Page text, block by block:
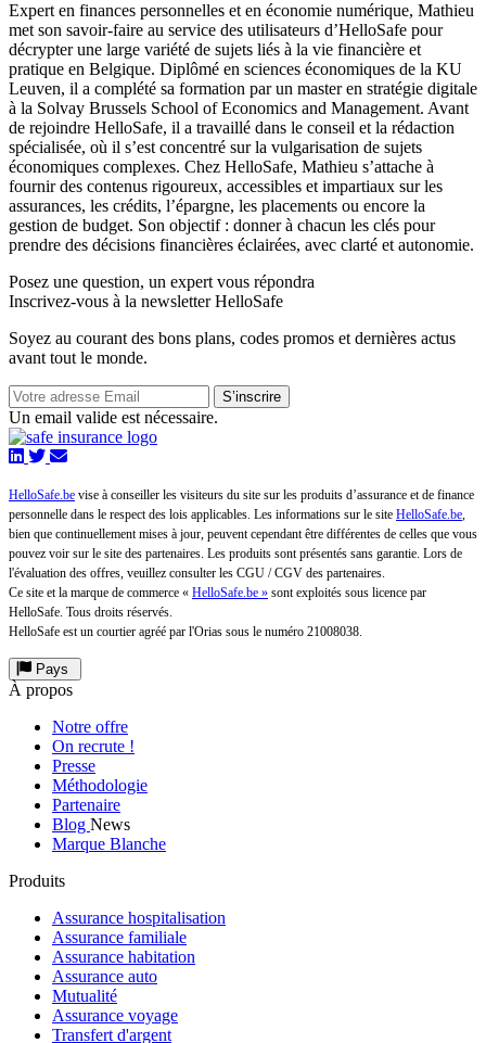
Expert en finances personnelles et en économie numérique, Mathieu
met son savoir-faire au service des utilisateurs d’HelloSafe pour
décrypter une large variété de sujets liés à la vie financière et
pratique en Belgique. Diplômé en sciences économiques de la KU
Leuven, il a complété sa formation par un master en stratégie digitale
à la Solvay Brussels School of Economics and Management. Avant
de rejoindre HelloSafe, il a travaillé dans le conseil et la rédaction
spécialisée, où il s’est concentré sur la vulgarisation de sujets
économiques complexes. Chez HelloSafe, Mathieu s’attache à
fournir des contenus rigoureux, accessibles et impartiaux sur les
assurances, les crédits, l’épargne, les placements ou encore la
gestion de budget. Son objectif : donner à chacun les clés pour
prendre des décisions financières éclairées, avec clarté et autonomie.
Posez une question, un expert vous répondra
Inscrivez-vous à la newsletter HelloSafe
Soyez au courant des bons plans, codes promos et dernières actus
avant tout le monde.
S’inscrire
Un email valide est nécessaire.
HelloSafe.be vise à conseiller les visiteurs du site sur les produits d’assurance et de finance
personnelle dans le respect des lois applicables. Les informations sur le site HelloSafe.be,
bien que continuellement mises à jour, peuvent cependant être différentes de celles que vous
pouvez voir sur le site des partenaires. Les produits sont présentés sans garantie. Lors de
l'évaluation des offres, veuillez consulter les CGU / CGV des partenaires.
Ce site et la marque de commerce « HelloSafe.be » sont exploités sous licence par
HelloSafe. Tous droits réservés.
HelloSafe est un courtier agréé par l'Orias sous le numéro 21008038.
Pays
À propos
Notre offre
On recrute !
Presse
Méthodologie
Partenaire
Blog News
Marque Blanche
Produits
Assurance hospitalisation
Assurance familiale
Assurance habitation
Assurance auto
Mutualité
Assurance voyage
Transfert d'argent